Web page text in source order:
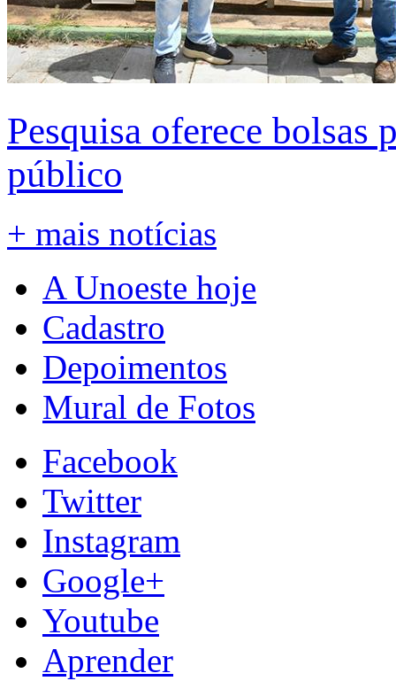
Pesquisa oferece bolsas
público
+ mais notícias
A Unoeste hoje
Cadastro
Depoimentos
Mural de Fotos
Facebook
Twitter
Instagram
Google+
Youtube
Aprender